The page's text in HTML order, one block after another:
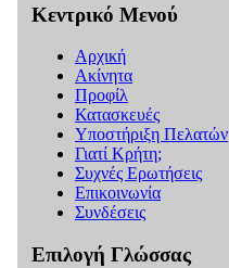
Κεντρικό Μενού
Αρχική
Ακίνητα
Προφίλ
Κατασκευές
Υποστήριξη Πελατών
Γιατί Κρήτη;
Συχνές Ερωτήσεις
Επικοινωνία
Συνδέσεις
Επιλογή Γλώσσας